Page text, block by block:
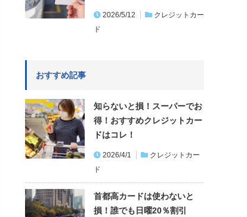
2026/5/12
クレジットカー
ド
おすすめ記事
知らないと損！スーパーでお
得！おすすめクレジットカー
ドはコレ！
2026/4/1
クレジットカー
ド
首都高カードは使わないと
損！誰でも日曜20％割引